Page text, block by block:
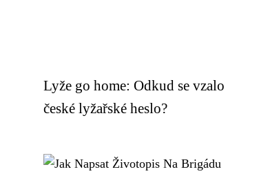
Lyže go home: Odkud se vzalo
české lyžařské heslo?